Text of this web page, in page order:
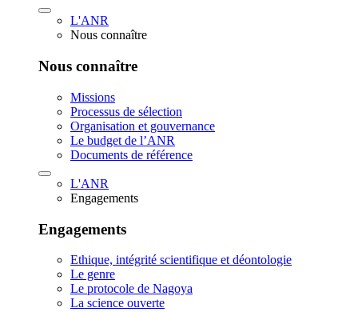
L'ANR
Nous connaître
Nous connaître
Missions
Processus de sélection
Organisation et gouvernance
Le budget de l’ANR
Documents de référence
L'ANR
Engagements
Engagements
Ethique, intégrité scientifique et déontologie
Le genre
Le protocole de Nagoya
La science ouverte